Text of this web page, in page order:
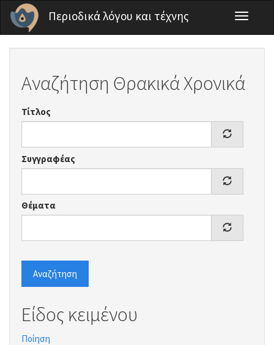
Παράκαμψη προς το κυρίως περιεχόμενο
Περιοδικά λόγου και τέχνης
Toggle
Αναζήτηση Θρακικά Χρονικά
Τίτλος
Συγγραφέας
Θέματα
Αναζήτηση
Είδος κειμένου
Ποίηση